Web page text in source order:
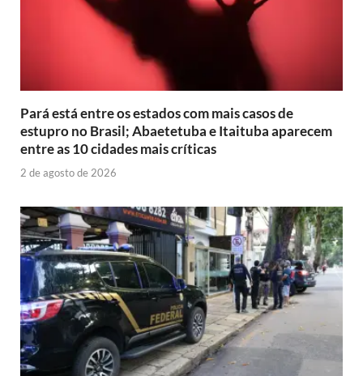
Pará está entre os estados com mais casos de
estupro no Brasil; Abaetetuba e Itaituba aparecem
entre as 10 cidades mais críticas
2 de agosto de 2026